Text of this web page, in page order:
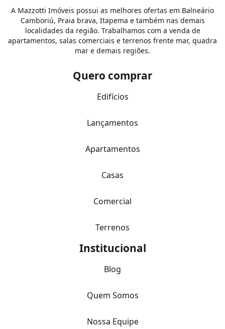
A Mazzotti Imóveis possui as melhores ofertas em Balneário
Camboriú, Praia brava, Itapema e também nas demais
localidades da região. Trabalhamos com a venda de
apartamentos, salas comerciais e terrenos frente mar, quadra
mar e demais regiões.
Quero comprar
Edifícios
Lançamentos
Apartamentos
Casas
Comercial
Terrenos
Institucional
Blog
Quem Somos
Nossa Equipe